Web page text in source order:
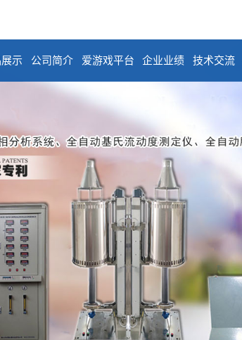
示 公司简介 爱游戏平台 企业业绩 技术交流